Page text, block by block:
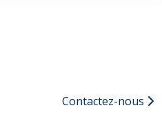
Contactez-nous